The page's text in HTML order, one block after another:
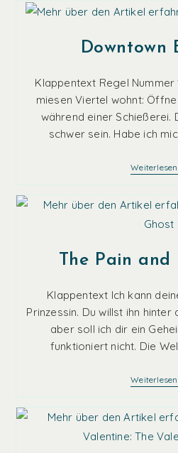
Downtown
Klappentext Regel Nummer
miesen Viertel wohnt:
während einer Schießerei.
schwer sein. Habe ich
Weiterlesen
The Pain and
Klappentext Ich kann
Prinzessin. Du willst ihn hinter
aber soll ich dir ein
funktioniert nicht. Die
Weiterlesen